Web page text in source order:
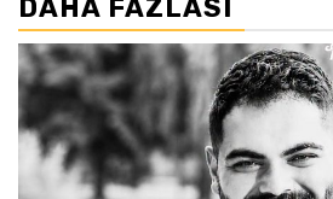
DAHA FAZLASI